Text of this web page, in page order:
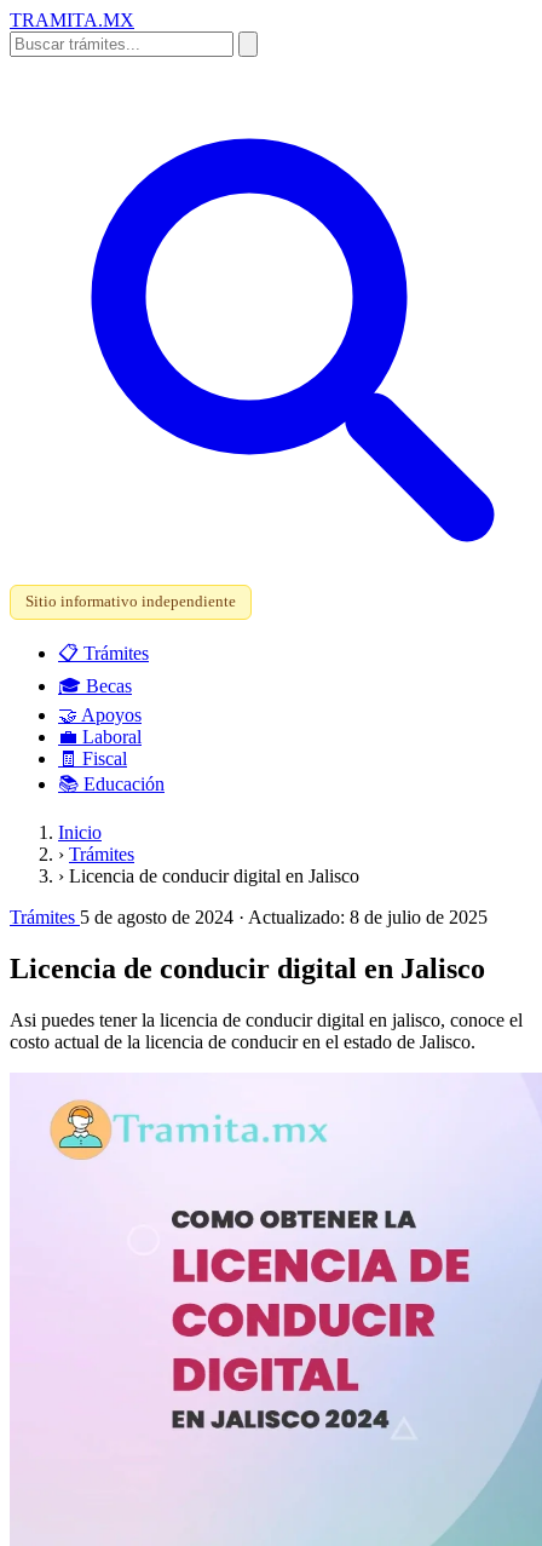
TRAMITA.MX
Sitio informativo independiente
📋 Trámites
🎓 Becas
🤝 Apoyos
💼 Laboral
🧾 Fiscal
📚 Educación
Inicio
› Trámites
› Licencia de conducir digital en Jalisco
Trámites 5 de agosto de 2024 · Actualizado: 8 de julio de 2025
Licencia de conducir digital en Jalisco
Asi puedes tener la licencia de conducir digital en jalisco, conoce el
costo actual de la licencia de conducir en el estado de Jalisco.